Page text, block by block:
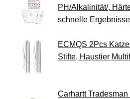
PH/Alkalinität/,
schnelle Ergebnisse
ECMQS 2Pcs
Stifte, Haustier
Carhartt